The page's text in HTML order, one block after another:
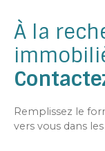
À la
Remplissez le
vers vous dans